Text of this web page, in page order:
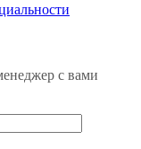
с вами